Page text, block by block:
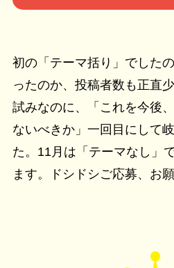
初の「テーマ括り」でした
ったのか、投稿者数も正直
試みなのに、「これを今後
ないべきか」一回目にして
た。11月は「テーマなし」
ます。ドシドシご応募、お